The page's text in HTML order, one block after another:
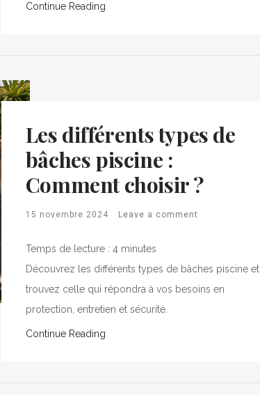
Continue Reading
Les différents types de
bâches piscine :
Comment choisir ?
15 novembre 2024 Leave a comment
Temps de lecture : 4 minutes
Découvrez les différents types de bâches piscine et
trouvez celle qui répondra à vos besoins en
protection, entretien et sécurité.
Continue Reading